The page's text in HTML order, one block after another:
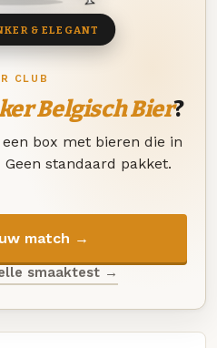
CLUB
Belgisch Bier?
box met bieren die in
standaard pakket.
match →
smaaktest →
& ELEGANT